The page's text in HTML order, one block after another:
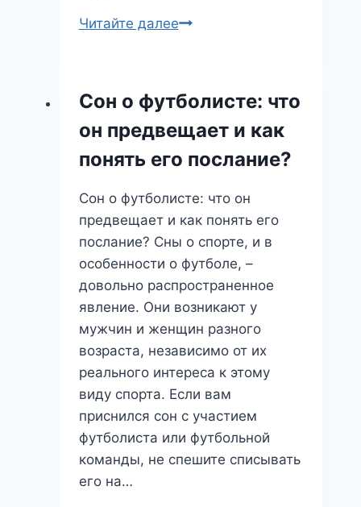
Читайте далееПрогулка
вы
идёте
и
вас
ждёт?
Сон о футболисте: что
он предвещает и как
понять его послание?
Сон о футболисте: что он
предвещает и как понять его
послание? Сны о спорте, и в
особенности о футболе, –
довольно распространенное
явление. Они возникают у
мужчин и женщин разного
возраста, независимо от их
реального интереса к этому
виду спорта. Если вам
приснился сон с участием
футболиста или футбольной
команды, не спешите списывать
его на…